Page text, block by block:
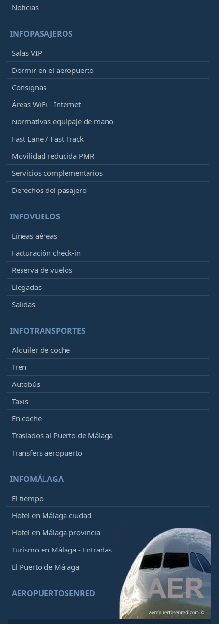
Noticias
INFOPASAJEROS
Salas VIP
Dormir en el aeropuerto
Consignas
Áreas WiFi - Internet
Normativas equipaje de mano
Fast Lane / Fast Track
Movilidad reducida PMR
Servicios complementarios
Derechos del pasajero
INFOVUELOS
Líneas aéreas
Facturación check-in
Reserva de vuelos
Llegadas
Salidas
INFOTRANSPORTES
Alquiler de coche
Tren
Autobús
Taxis
En coche
Traslados al Puerto de Málaga
Transfers aeropuerto
INFOMÁLAGA
El tiempo
Hotel en Málaga ciudad
Hotel en Málaga provincia
Turismo en Málaga - Entradas
El Puerto de Málaga
AEROPUERTOSENRED